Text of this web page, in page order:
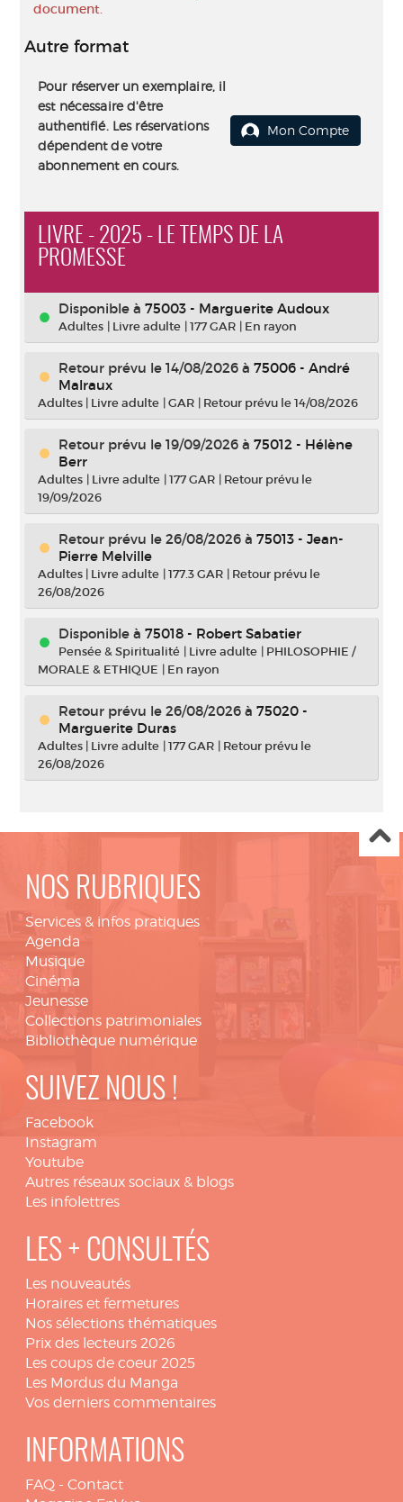
document.
Autre format
Pour réserver un exemplaire, il
est nécessaire d'être
authentifié. Les réservations
dépendent de votre
abonnement en cours.
Mon Compte
LIVRE - 2025 - LE TEMPS DE LA
PROMESSE
Disponible à 75003 - Marguerite Audoux
Adultes | Livre adulte |177 GAR | En rayon
Retour prévu le 14/08/2026 à 75006 - André
Malraux
Adultes | Livre adulte |GAR | Retour prévu le 14/08/2026
Retour prévu le 19/09/2026 à 75012 - Hélène
Berr
Adultes | Livre adulte |177 GAR | Retour prévu le
19/09/2026
Retour prévu le 26/08/2026 à 75013 - Jean-
Pierre Melville
Adultes | Livre adulte |177.3 GAR | Retour prévu le
26/08/2026
Disponible à 75018 - Robert Sabatier
Pensée & Spiritualité | Livre adulte | PHILOSOPHIE /
MORALE & ETHIQUE | En rayon
Retour prévu le 26/08/2026 à 75020 -
Marguerite Duras
Adultes | Livre adulte |177 GAR | Retour prévu le
26/08/2026
NOS RUBRIQUES
Services & infos pratiques
Agenda
Musique
Cinéma
Jeunesse
Collections patrimoniales
Bibliothèque numérique
SUIVEZ NOUS !
Facebook
Instagram
Youtube
Autres réseaux sociaux & blogs
Les infolettres
LES + CONSULTÉS
Les nouveautés
Horaires et fermetures
Nos sélections thématiques
Prix des lecteurs 2026
Les coups de coeur 2025
Les Mordus du Manga
Vos derniers commentaires
INFORMATIONS
FAQ - Contact